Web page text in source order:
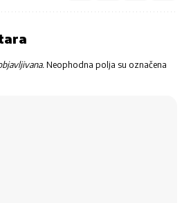
Neophodna polja su označena